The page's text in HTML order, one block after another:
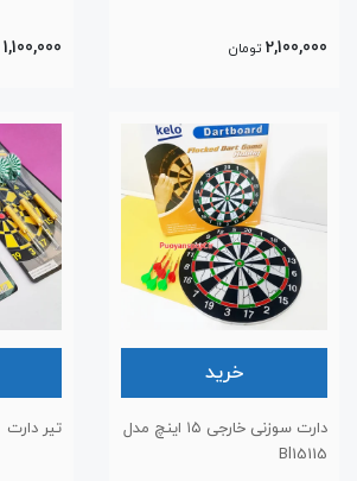
2,100,000 تومان 1,100,000
خرید
دارت سوزنی خارجی ۱۵ اینچ مدل
Bl15115
تیر دارت